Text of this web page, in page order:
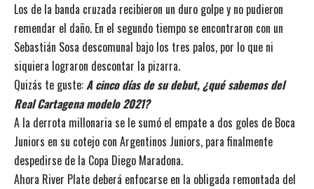
Los de la banda cruzada recibieron un duro golpe y no pudieron
remendar el daño. En el segundo tiempo se encontraron con un
Sebastián Sosa descomunal bajo los tres palos, por lo que ni
siquiera lograron descontar la pizarra.
Quizás te guste:A cinco días de su debut, ¿qué sabemos del
Real Cartagena modelo 2021?
A la derrota millonaria se le sumó el empate a dos goles de Boca
Juniors en su cotejo con Argentinos Juniors, para finalmente
despedirse de la Copa Diego Maradona.
Ahora River Plate deberá enfocarse en la obligada remontada del